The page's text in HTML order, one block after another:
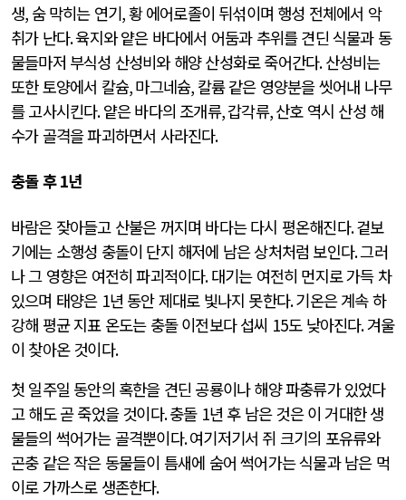
생, 숨 막히는 연기,황 에어로졸이 뒤섞이며 행성 전체에서 악
취가 난다.육지와 얕은 바다에서 어둠과 추위를 견딘 식물과 동
물들마저 부식성 산성비와 해양 산성화로 죽어간다.산성비는
또한 토양에서 칼슘,마그네슘, 칼륨 같은 영양분을 씻어내 나무
를 고사시킨다.얕은 바다의 조개류,갑각류,산호 역시 산성 해
수가 골격을 파괴하면서 사라진다.
충돌 후1년
바람은 잦아들고 산불은 꺼지며 바다는 다시 평온해진다.겉보
기에는 소행성 충돌이 단지 해저에 남은 상처처럼 보인다.그러
나 그 영향은 여전히 파괴적이다.대기는 여전히 먼지로 가득 차
있으며 태양은 1년 동안 제대로 빛나지 못한다.기온은 계속 하
강해 평균 지표 온도는 충돌 이전보다 섭씨 15도 낮아진다.겨울
이 찾아온 것이다.
첫 일주일 동안의 혹한을 견딘 공룡이나 해양 파충류가 있었다
고 해도 곧 죽었을 것이다.충돌 1년 후 남은 것은 이 거대한 생
물들의 썩어가는 골격뿐이다.여기저기서 쥐 크기의 포유류와
곤충 같은 작은 동물들이 틈새에 숨어 썩어가는 식물과 남은 먹
이로 가까스로 생존한다.